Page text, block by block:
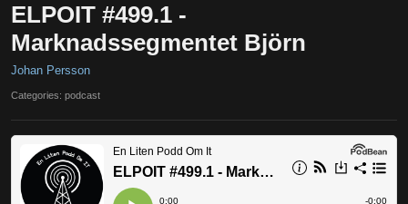
ELPOIT #499.1 -
Marknadssegmentet Björn
Johan Persson
Categories: podcast